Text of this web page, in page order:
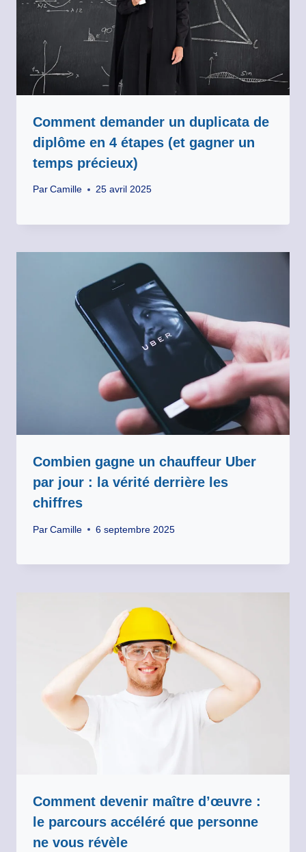
Comment demander un duplicata de
diplôme en 4 étapes (et gagner un
temps précieux)
Par Camille 25 avril 2025
Combien gagne un chauffeur Uber
par jour : la vérité derrière les
chiffres
Par Camille 6 septembre 2025
Comment devenir maître d’œuvre :
le parcours accéléré que personne
ne vous révèle